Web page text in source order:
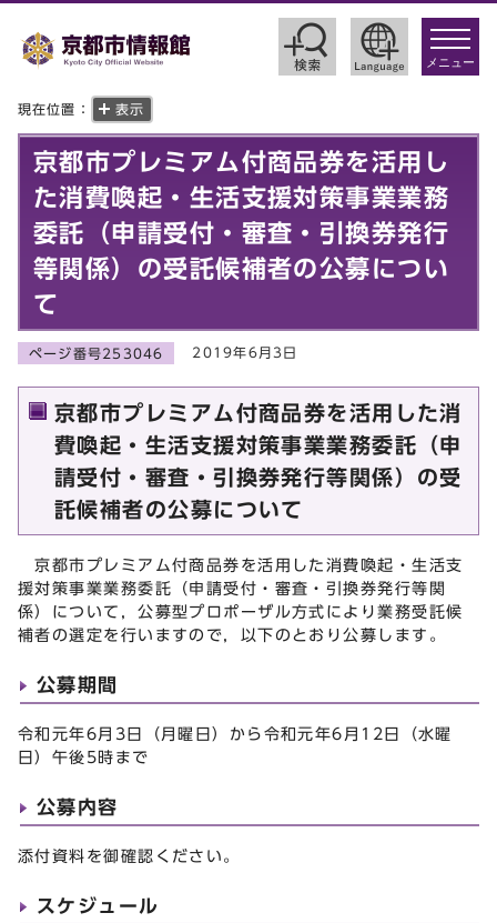
toggle
メニュー
現在位置： 表示
京都市プレミアム付商品券を活用し
た消費喚起・生活支援対策事業業務
委託（申請受付・審査・引換券発行
等関係）の受託候補者の公募につい
て
ページ番号253046 2019年6月3日
京都市プレミアム付商品券を活用した消
費喚起・生活支援対策事業業務委託（申
請受付・審査・引換券発行等関係）の受
託候補者の公募について
京都市プレミアム付商品券を活用した消費喚起・生活支
援対策事業業務委託（申請受付・審査・引換券発行等関
係）について，公募型プロポーザル方式により業務受託候
補者の選定を行いますので，以下のとおり公募します。
公募期間
令和元年6月3日（月曜日）から令和元年6月12日（水曜
日）午後5時まで
公募内容
添付資料を御確認ください。
スケジュール